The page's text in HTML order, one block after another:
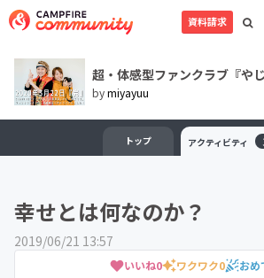
資料請求
超・体感型ファンクラブ『や
bymiyayuu
トップ アクティビティ
幸せとは何なのか？
2019/06/21 13:57
いいね0 ワクワク0 おめ